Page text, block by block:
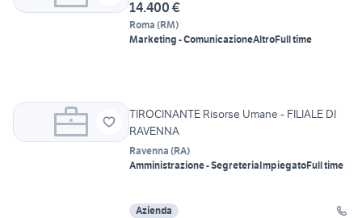
14.400 €
Roma (RM)
Marketing - ComunicazioneAltroFull time
TIROCINANTE Risorse Umane - FILIALE DI
RAVENNA
Ravenna (RA)
Amministrazione - SegreteriaImpiegatoFull time
Azienda